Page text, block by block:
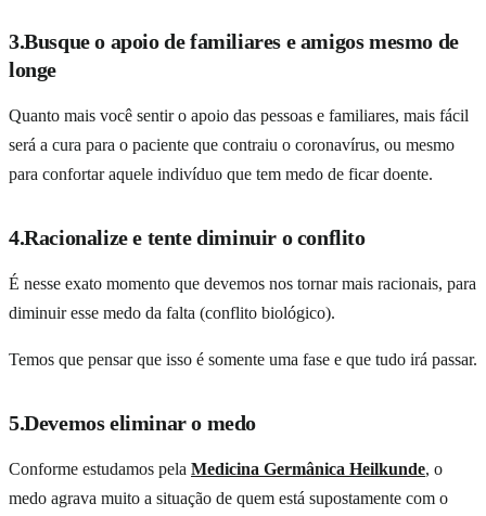
3.Busque o apoio de familiares e amigos mesmo de
longe
Quanto mais você sentir o apoio das pessoas e familiares, mais fácil
será a cura para o paciente que contraiu o coronavírus, ou mesmo
para confortar aquele indivíduo que tem medo de ficar doente.
4.Racionalize e tente diminuir o conflito
É nesse exato momento que devemos nos tornar mais racionais, para
diminuir esse medo da falta (conflito biológico).
Temos que pensar que isso é somente uma fase e que tudo irá passar.
5.Devemos eliminar o medo
Conforme estudamos pela Medicina Germânica Heilkunde, o
medo agrava muito a situação de quem está supostamente com o
OGuia da Medicina Sagrada
Mais de300 doençasexplicadas à luz da Medicina Germânica —
enxaqueca, endometriose, diabetes, rinite, gastrite, candidíase e
muito mais. Material atualizado, compra 100% segura, pagamento